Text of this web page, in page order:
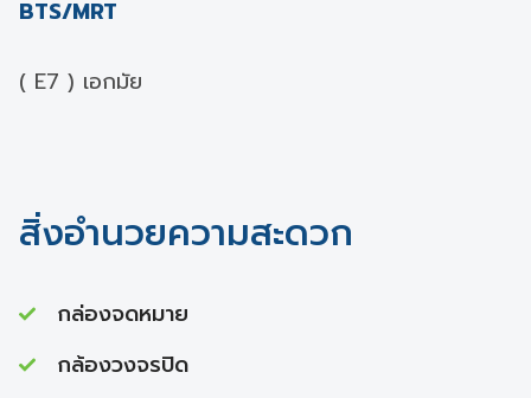
BTS/MRT
( E7 ) เอกมัย
สิ่งอำนวยความสะดวก
กล่องจดหมาย
กล้องวงจรปิด